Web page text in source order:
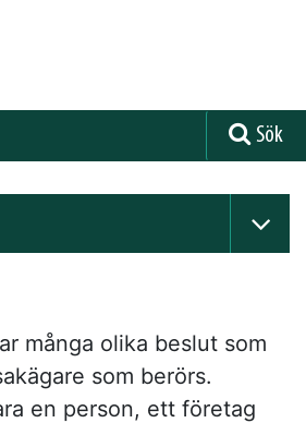
Sök
många olika beslut som
som berörs.
en person, ett företag